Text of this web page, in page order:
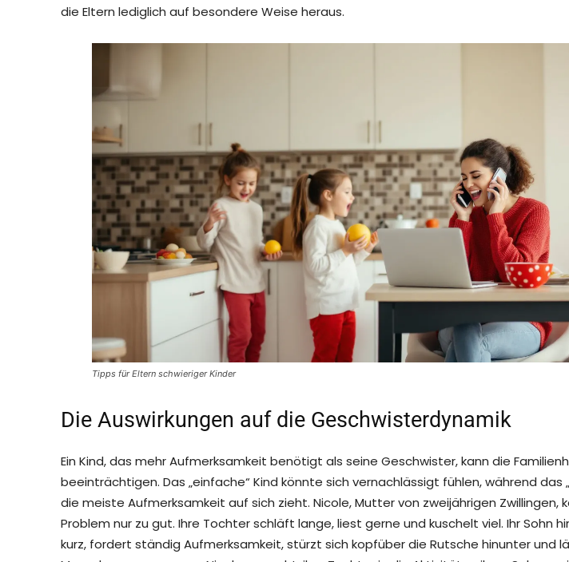
die Eltern lediglich auf besondere Weise heraus.
Tipps für Eltern schwieriger Kinder
Die Auswirkungen auf die Geschwisterdynamik
Ein Kind, das mehr Aufmerksamkeit benötigt als seine Geschwister, kann die
beeinträchtigen. Das „einfache“ Kind könnte sich vernachlässigt fühlen, während das
die meiste Aufmerksamkeit auf sich zieht. Nicole, Mutter von zweijährigen Zwillingen,
Problem nur zu gut. Ihre Tochter schläft lange, liest gerne und kuschelt viel. Ihr Sohn
kurz, fordert ständig Aufmerksamkeit, stürzt sich kopfüber die Rutsche hinunter und